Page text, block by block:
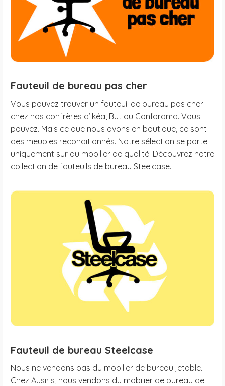
Fauteuil de bureau pas cher
Vous pouvez trouver un fauteuil de bureau pas cher
chez nos confrères d’Ikéa, But ou Conforama. Vous
pouvez. Mais ce que nous avons en boutique, ce sont
des meubles reconditionnés. Notre sélection se porte
uniquement sur du mobilier de qualité. Découvrez notre
collection de fauteuils de bureau Steelcase.
Fauteuil de bureau Steelcase
Nous ne vendons pas du mobilier de bureau jetable.
Chez Ausiris, nous vendons du mobilier de bureau de